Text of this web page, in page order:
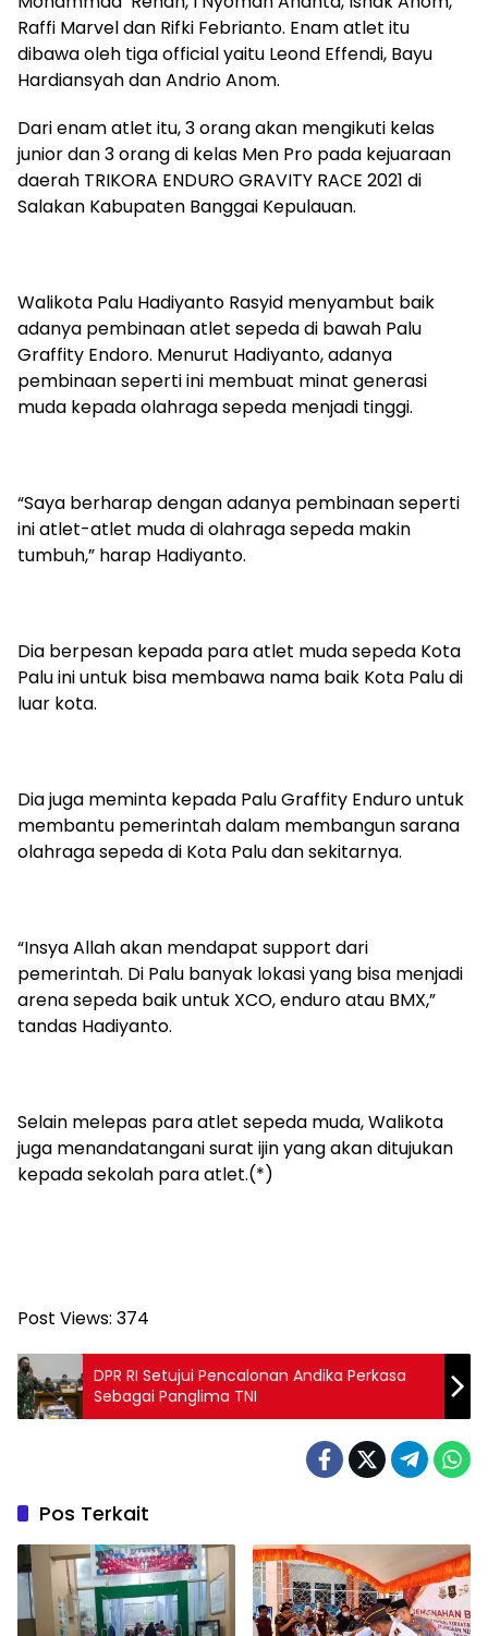
Raffi Marvel dan Rifki Febrianto. Enam atlet itu
dibawa oleh tiga official yaitu Leond Effendi, Bayu
Hardiansyah dan Andrio Anom.
Dari enam atlet itu, 3 orang akan mengikuti kelas
junior dan 3 orang di kelas Men Pro pada kejuaraan
daerah TRIKORA ENDURO GRAVITY RACE 2021 di
Salakan Kabupaten Banggai Kepulauan.
Walikota Palu Hadiyanto Rasyid menyambut baik
adanya pembinaan atlet sepeda di bawah Palu
Graffity Endoro. Menurut Hadiyanto, adanya
pembinaan seperti ini membuat minat generasi
muda kepada olahraga sepeda menjadi tinggi.
“Saya berharap dengan adanya pembinaan seperti
ini atlet-atlet muda di olahraga sepeda makin
tumbuh,” harap Hadiyanto.
Dia berpesan kepada para atlet muda sepeda Kota
Palu ini untuk bisa membawa nama baik Kota Palu di
luar kota.
Dia juga meminta kepada Palu Graffity Enduro untuk
membantu pemerintah dalam membangun sarana
olahraga sepeda di Kota Palu dan sekitarnya.
“Insya Allah akan mendapat support dari
pemerintah. Di Palu banyak lokasi yang bisa menjadi
arena sepeda baik untuk XCO, enduro atau BMX,”
tandas Hadiyanto.
Selain melepas para atlet sepeda muda, Walikota
juga menandatangani surat ijin yang akan ditujukan
kepada sekolah para atlet.(*)
Post Views: 374
DPR RI Setujui Pencalonan Andika Perkasa
Sebagai Panglima TNI
Pos Terkait